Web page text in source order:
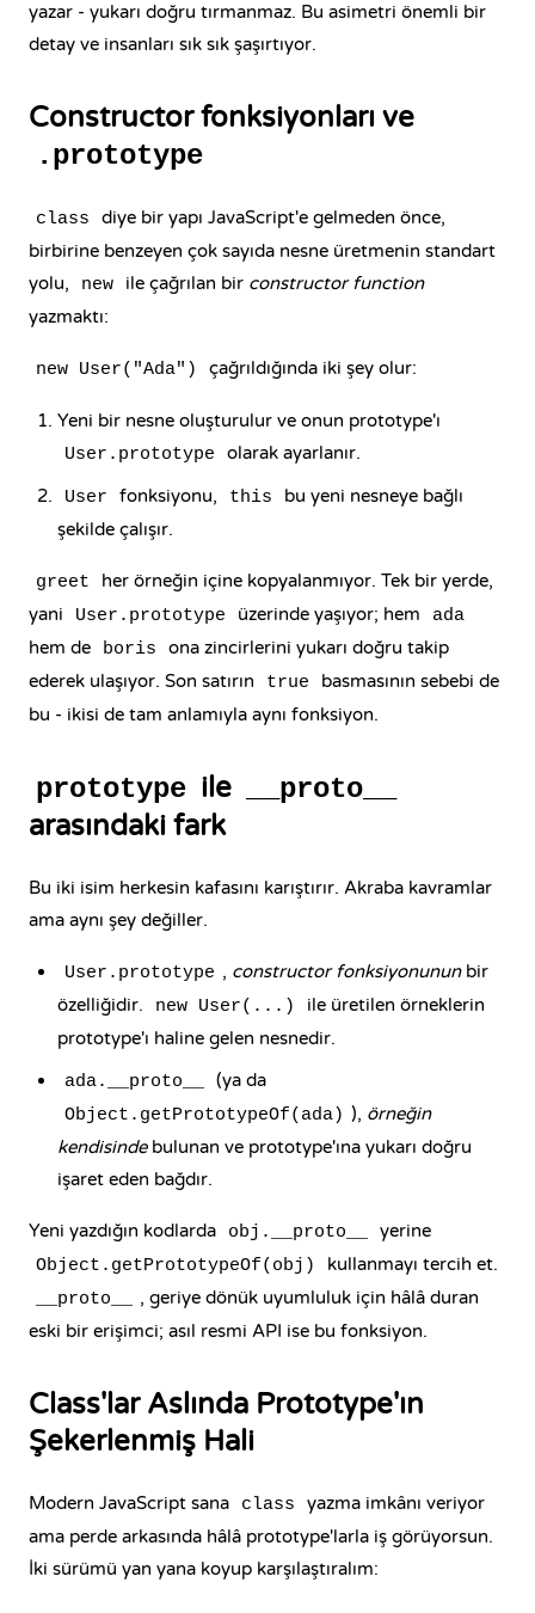
yazar - yukarı doğru tırmanmaz. Bu asimetri önemli bir
detay ve insanları sık sık şaşırtıyor.
Constructor fonksiyonları ve
.prototype
class
diye bir yapı JavaScript'e gelmeden önce,
birbirine benzeyen çok sayıda nesne üretmenin standart
yolu,
new ile çağrılan bir constructor function
yazmaktı:
new User("Ada") çağrıldığında iki şey olur:
Yeni bir nesne oluşturulur ve onun prototype'ı
User.prototype olarak ayarlanır.
User fonksiyonu, this
bu yeni nesneye bağlı
şekilde çalışır.
greet
her örneğin içine kopyalanmıyor. Tek bir yerde,
yani
User.prototype üzerinde yaşıyor; hem ada
hem de boris
ona zincirlerini yukarı doğru takip
ederek ulaşıyor. Son satırın
true
basmasının sebebi de
bu - ikisi de tam anlamıyla aynı fonksiyon.
prototype ile __proto__
arasındaki fark
Bu iki isim herkesin kafasını karıştırır. Akraba kavramlar
ama aynı şey değiller.
User.prototype , constructor fonksiyonununbir
özelliğidir.
new User(...)
ile üretilen örneklerin
prototype'ı haline gelen nesnedir.
ada.__proto__ (ya da
Object.getPrototypeOf(ada) ), örneğin
kendisindebulunan ve prototype'ına yukarı doğru
işaret eden bağdır.
Yeni yazdığın kodlarda obj.__proto__ yerine
Object.getPrototypeOf(obj) kullanmayı tercih et.
__proto__
, geriye dönük uyumluluk için hâlâ duran
eski bir erişimci; asıl resmi API ise bu fonksiyon.
Class'lar Aslında Prototype'ın
Şekerlenmiş Hali
Modern JavaScript sana class
yazma imkânı veriyor
ama perde arkasında hâlâ prototype'larla iş görüyorsun.
İki sürümü yan yana koyup karşılaştıralım: